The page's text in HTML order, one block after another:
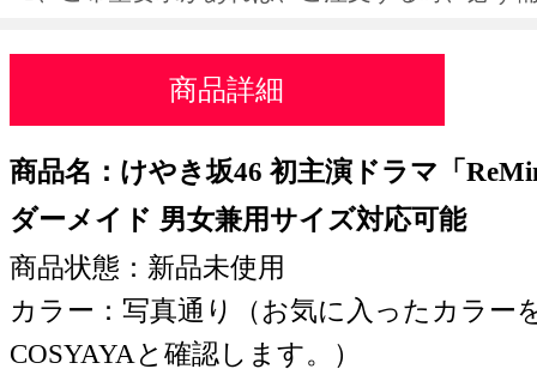
商品詳細
商品名：けやき坂46 初主演ドラマ「
ダーメイド 男女兼用サイズ対応可能
商品状態：新品未使用
カラー：写真通り（お気に入ったカラー
COSYAYAと確認します。）